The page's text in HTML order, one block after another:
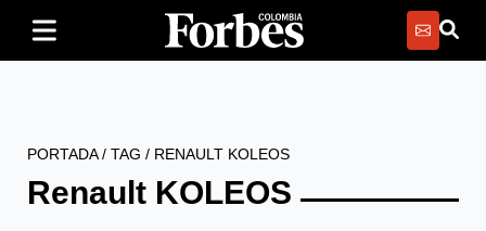
PORTADA/ TAG / RENAULT KOLEOS
Renault KOLEOS